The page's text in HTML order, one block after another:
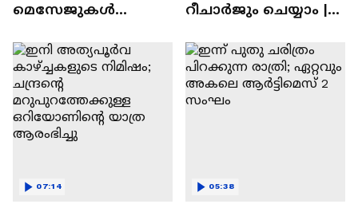
മെസേജുകള്‍
WhatsApp | Tech Talk
റീചാർജും ചെയ്യാം |
Tech Talk
07:14 05:38